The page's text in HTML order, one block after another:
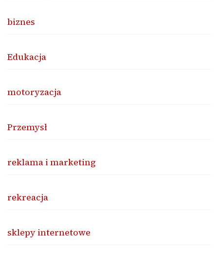
biznes
Edukacja
motoryzacja
Przemysł
reklama i marketing
rekreacja
sklepy internetowe